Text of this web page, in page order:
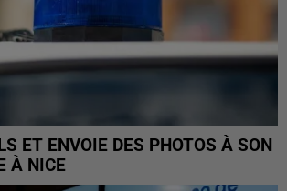
ET ENVOIE DES PHOTOS À SON
À NICE